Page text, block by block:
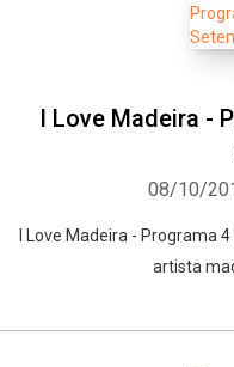
I Love Madeira -
08/10/
I Love Madeira - Programa
artista